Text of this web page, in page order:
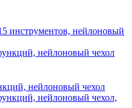
инструментов, нейлоновый
нейлоновый чехол